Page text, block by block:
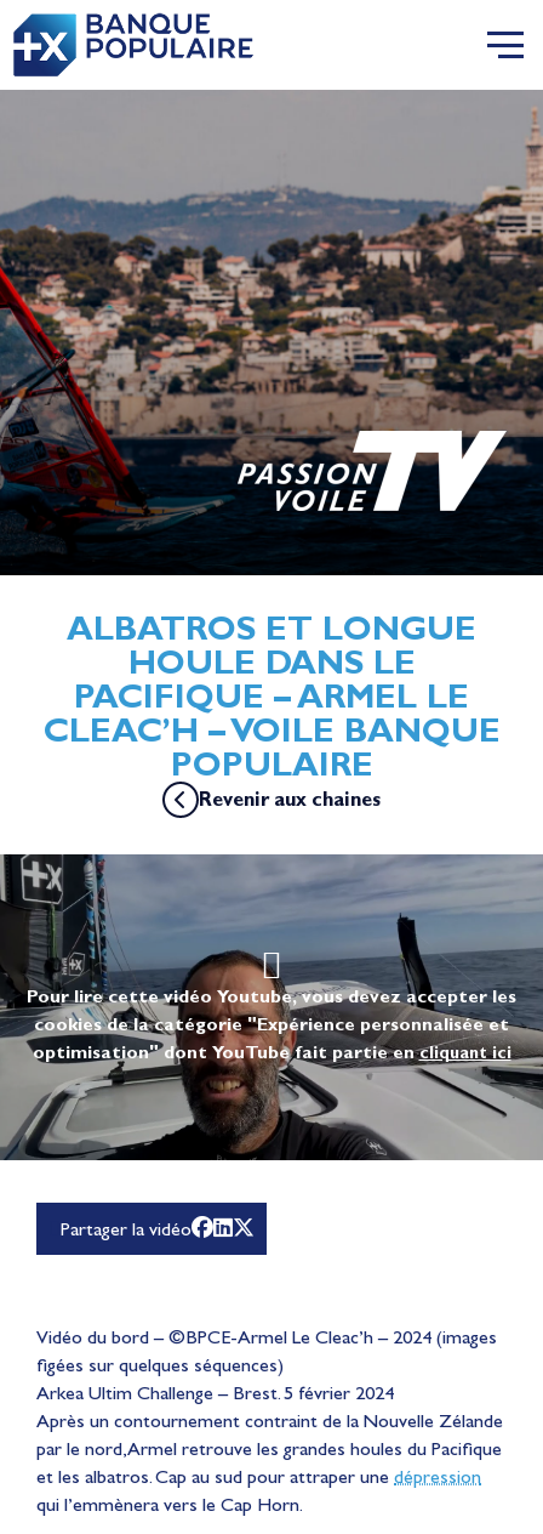
ALBATROS ET LONGUE
HOULE DANS LE
PACIFIQUE – ARMEL LE
CLEAC’H – VOILE BANQUE
POPULAIRE
Revenir aux chaines
Pour lire cette vidéo Youtube, vous devez accepter les
cookies de la catégorie "Expérience personnalisée et
optimisation" dont YouTube fait partie encliquant ici
Partager la vidéo
Vidéo du bord – ©BPCE-Armel Le Cleac’h – 2024 (images
figées sur quelques séquences)
Arkea Ultim Challenge – Brest. 5 février 2024
Après un contournement contraint de la Nouvelle Zélande
par le nord, Armel retrouve les grandes houles du Pacifique
et les albatros. Cap au sud pour attraper une dépression
qui l’emmènera vers le Cap Horn.